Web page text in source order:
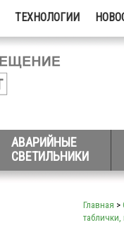
ТЕХНОЛОГИИ
АВАРИЙНЫЕ
СВЕТИЛЬНИКИ
Главная >
таблички,